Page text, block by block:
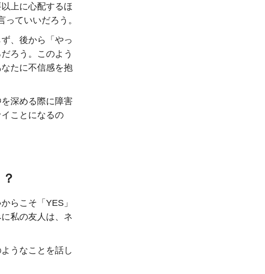
上に心配するほ
ていいだろう。
、後から「やっ
ろう。このよう
たに不信感を抱
深める際に障害
ことになるの
らこそ「YES」
私の友人は、ネ
うなことを話し